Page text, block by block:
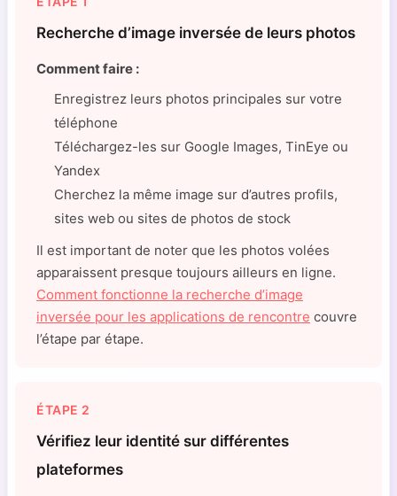
Recherche d’image inversée de leurs photos
Comment faire :
Enregistrez leurs photos principales sur votre
téléphone
Téléchargez-les sur Google Images, TinEye ou
Yandex
Cherchez la même image sur d’autres profils,
sites web ou sites de photos de stock
Il est important de noter que les photos volées
apparaissent presque toujours ailleurs en ligne.
Comment fonctionne la recherche d’image
inversée pour les applications de rencontre couvre
l’étape par étape.
ÉTAPE 2
Vérifiez leur identité sur différentes
plateformes